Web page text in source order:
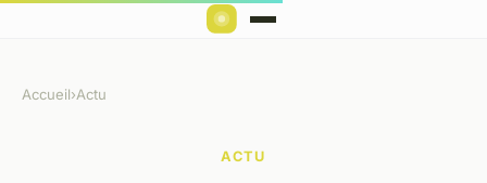
Accueil›Actu
ACTU